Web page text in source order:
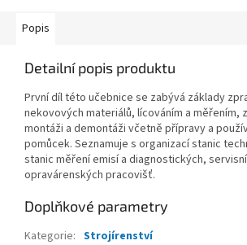
Popis
Detailní popis produktu
První díl této učebnice se zabývá základy
nekovových materiálů, lícováním a měřením,
montáži a demontáži včetně přípravy a
pomůcek. Seznamuje s organizací stanic
stanic měření emisí a diagnostických,
opravárenských pracovišť.
Doplňkové parametry
Kategorie: Strojírenství